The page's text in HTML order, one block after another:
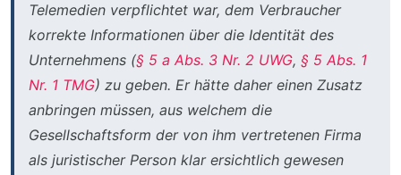
Telemedien verpflichtet war, dem Verbraucher
korrekte Informationen über die Identität des
Unternehmens (§ 5 a Abs. 3 Nr. 2 UWG, § 5 Abs. 1
Nr. 1 TMG) zu geben. Er hätte daher einen Zusatz
anbringen müssen, aus welchem die
Gesellschaftsform der von ihm vertretenen Firma
als juristischer Person klar ersichtlich gewesen